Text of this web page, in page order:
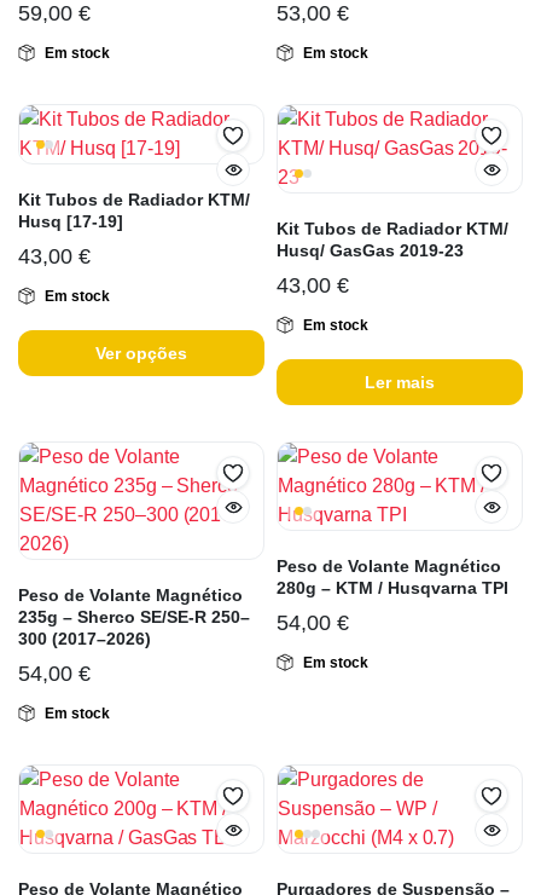
59,00 €
Em stock
53,00 €
Em stock
Kit Tubos de Radiador KTM/
Husq [17-19]
43,00 €
Em stock
Ver opções
Kit Tubos de Radiador KTM/
Husq/ GasGas 2019-23
43,00 €
Em stock
Ler mais
Peso de Volante Magnético
235g – Sherco SE/SE-R 250–
300 (2017–2026)
54,00 €
Em stock
Peso de Volante Magnético
280g – KTM / Husqvarna TPI
54,00 €
Em stock
Peso de Volante Magnético Purgadores de Suspensão –